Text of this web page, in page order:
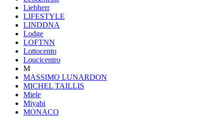
Liebherr
LIFESTYLE
LINDDNA
Lodge
LOFTNN
Lottocento
Loucicentro
M
MASSIMO LUNARDON
MICHEL TAILLIS
Miele
Miyabi
MONACO